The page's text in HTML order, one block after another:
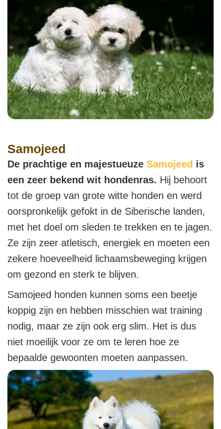
Samojeed
De prachtige en majestueuze Samojeed is
een zeer bekend wit hondenras. Hij behoort
tot de groep van grote witte honden en werd
oorspronkelijk gefokt in de Siberische landen,
met het doel om sleden te trekken en te jagen.
Ze zijn zeer atletisch, energiek en moeten een
zekere hoeveelheid lichaamsbeweging krijgen
om gezond en sterk te blijven.
Samojeed honden kunnen soms een beetje
koppig zijn en hebben misschien wat training
nodig, maar ze zijn ook erg slim. Het is dus
niet moeilijk voor ze om te leren hoe ze
bepaalde gewoonten moeten aanpassen.